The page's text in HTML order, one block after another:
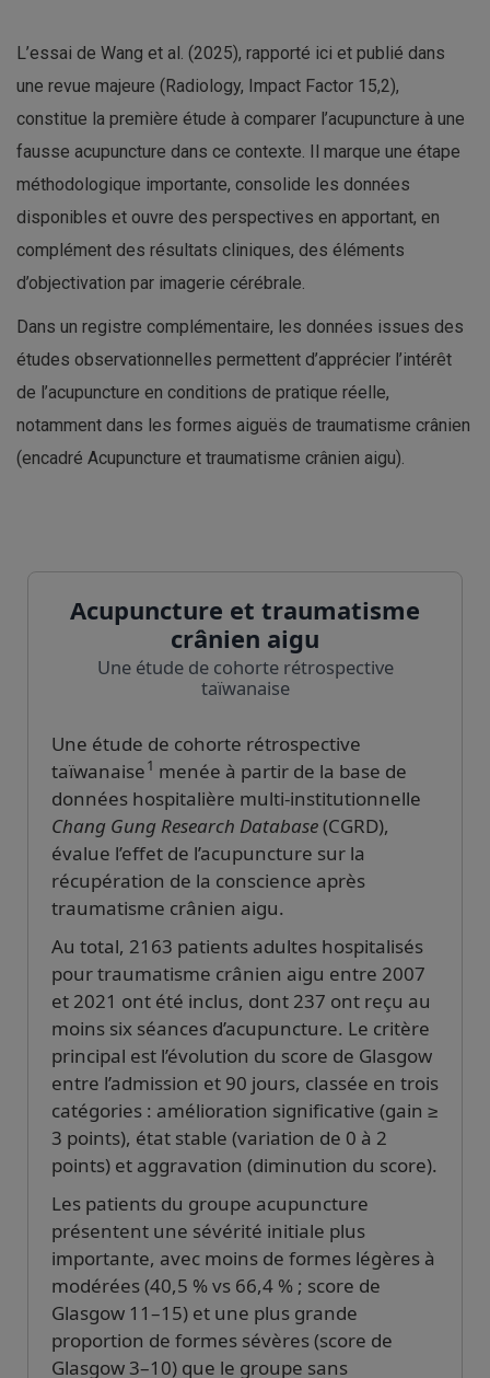
L’essai de Wang et al. (2025), rapporté ici et publié dans
une revue majeure (Radiology, Impact Factor 15,2),
constitue la première étude à comparer l’acupuncture à une
fausse acupuncture dans ce contexte. Il marque une étape
méthodologique importante, consolide les données
disponibles et ouvre des perspectives en apportant, en
complément des résultats cliniques, des éléments
d’objectivation par imagerie cérébrale.
Dans un registre complémentaire, les données issues des
études observationnelles permettent d’apprécier l’intérêt
de l’acupuncture en conditions de pratique réelle,
notamment dans les formes aiguës de traumatisme crânien
(encadré Acupuncture et traumatisme crânien aigu).
Acupuncture et traumatisme
crânien aigu
Une étude de cohorte rétrospective
taïwanaise
Une étude de cohorte rétrospective
taïwanaise1 menée à partir de la base de
données hospitalière multi-institutionnelle
Chang Gung Research Database(CGRD),
évalue l’effet de l’acupuncture sur la
récupération de la conscience après
traumatisme crânien aigu.
Au total, 2163 patients adultes hospitalisés
pour traumatisme crânien aigu entre 2007
et 2021 ont été inclus, dont 237 ont reçu au
moins six séances d’acupuncture. Le critère
principal est l’évolution du score de Glasgow
entre l’admission et 90 jours, classée en trois
catégories : amélioration significative (gain ≥
3 points), état stable (variation de 0 à 2
points) et aggravation (diminution du score).
Les patients du groupe acupuncture
présentent une sévérité initiale plus
importante, avec moins de formes légères à
modérées (40,5 % vs 66,4 % ; score de
Glasgow 11–15) et une plus grande
proportion de formes sévères (score de
Glasgow 3–10) que le groupe sans